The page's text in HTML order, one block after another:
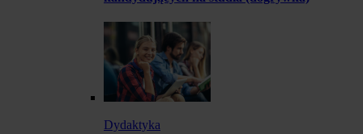
Dydaktyka